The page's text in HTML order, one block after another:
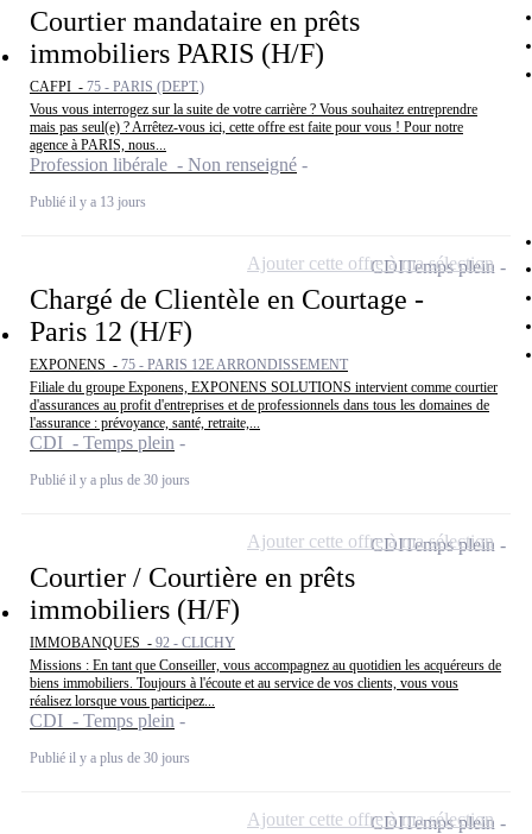
Courtier mandataire en prêts
immobiliers PARIS (H/F)
CAFPI - 75 - PARIS (DEPT.)
Vous vous interrogez sur la suite de votre carrière ? Vous souhaitez entreprendre
mais pas seul(e) ? Arrêtez-vous ici, cette offre est faite pour vous ! Pour notre
agence à PARIS, nous...
Profession libérale - Non renseigné
Publié il y a 13 jours
Chargé de Clientèle en Courtage -
Paris 12 (H/F)
EXPONENS - 75 - PARIS 12E ARRONDISSEMENT
Filiale du groupe Exponens, EXPONENS SOLUTIONS intervient comme courtier
d'assurances au profit d'entreprises et de professionnels dans tous les domaines de
l'assurance : prévoyance, santé, retraite,...
CDI - Temps plein
Publié il y a plus de 30 jours
CDITemps plein
Ajouter cette offre à ma sélection
Courtier / Courtière en prêts
immobiliers (H/F)
IMMOBANQUES - 92 - CLICHY
Missions : En tant que Conseiller, vous accompagnez au quotidien les acquéreurs de
biens immobiliers. Toujours à l'écoute et au service de vos clients, vous vous
réalisez lorsque vous participez...
CDI - Temps plein
Publié il y a plus de 30 jours
CDITemps plein
Ajouter cette offre à ma sélection
CDITemps plein
Ajouter cette offre à ma sélection